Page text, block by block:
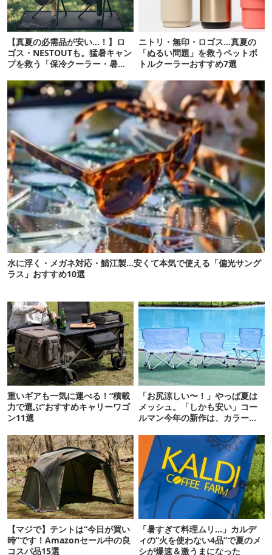
【真夏の必需品が安い…！】ロ
ゴス・NESTOUTも。猛暑キャン
プを救う「保冷クーラー・暑さ
ニトリ・無印・ロゴス…真夏の
「ぬるい問題」を救うペットボ
トルクーラーおすすめ7選
水に浮く・メガネ対応・鯖江製…安くて本気で使える「偏光サング
ラス」おすすめ10選
重いギアも一気に運べる！“積載
力で選ぶ”おすすめキャリーワゴ
ン11選
「お尻涼しい〜！」やっぱ夏は
メッシュ。「しかも安い」コー
ルマン今年の新作は、カラーも
【マジで】テントは“今日が買い
時”です！Amazonセール中の良
コスパ品15選
「暑すぎて料理ムリ…」カルデ
ィの“火を使わない4品”で夏のメ
シが爆速＆激うまになった